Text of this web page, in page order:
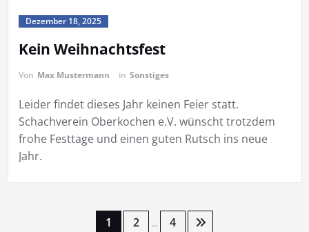
Dezember 18, 2025
Kein Weihnachtsfest
Von Max Mustermann in Sonstiges
Leider findet dieses Jahr keinen Feier statt.
Schachverein Oberkochen e.V. wünscht trotzdem
frohe Festtage und einen guten Rutsch ins neue
Jahr.
Seitennummerierung
1 2 … 4